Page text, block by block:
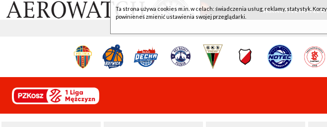
WKK ACTIVE HOTEL
Ta strona używa cookies m.in. w celach: świadczenia usług, reklamy, statystyk.
powinieneś zmienić ustawienia swojej przeglądarki.